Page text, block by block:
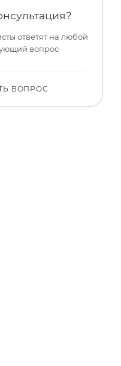
ответят на любой
вопрос
ВОПРОС